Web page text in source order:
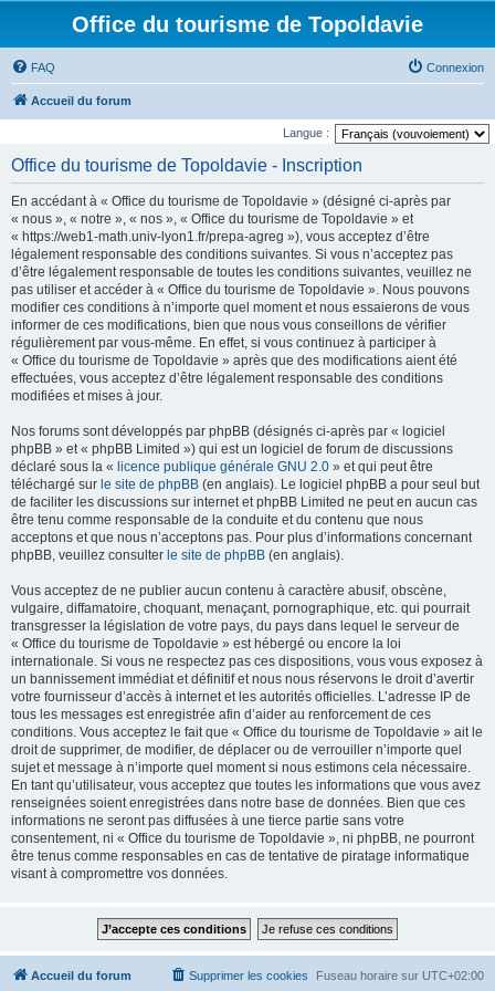
Office du tourisme de Topoldavie
FAQ Connexion
Accueil du forum
Langue :
Office du tourisme de Topoldavie - Inscription
En accédant à « Office du tourisme de Topoldavie » (désigné ci-après par
« nous », « notre », « nos », « Office du tourisme de Topoldavie » et
« https://web1-math.univ-lyon1.fr/prepa-agreg »), vous acceptez d’être
légalement responsable des conditions suivantes. Si vous n’acceptez pas
d’être légalement responsable de toutes les conditions suivantes, veuillez ne
pas utiliser et accéder à « Office du tourisme de Topoldavie ». Nous pouvons
modifier ces conditions à n’importe quel moment et nous essaierons de vous
informer de ces modifications, bien que nous vous conseillons de vérifier
régulièrement par vous-même. En effet, si vous continuez à participer à
« Office du tourisme de Topoldavie » après que des modifications aient été
effectuées, vous acceptez d’être légalement responsable des conditions
modifiées et mises à jour.
Nos forums sont développés par phpBB (désignés ci-après par « logiciel
phpBB » et « phpBB Limited ») qui est un logiciel de forum de discussions
déclaré sous la « licence publique générale GNU 2.0 » et qui peut être
téléchargé sur le site de phpBB (en anglais). Le logiciel phpBB a pour seul but
de faciliter les discussions sur internet et phpBB Limited ne peut en aucun cas
être tenu comme responsable de la conduite et du contenu que nous
acceptons et que nous n’acceptons pas. Pour plus d’informations concernant
phpBB, veuillez consulter le site de phpBB (en anglais).
Vous acceptez de ne publier aucun contenu à caractère abusif, obscène,
vulgaire, diffamatoire, choquant, menaçant, pornographique, etc. qui pourrait
transgresser la législation de votre pays, du pays dans lequel le serveur de
« Office du tourisme de Topoldavie » est hébergé ou encore la loi
internationale. Si vous ne respectez pas ces dispositions, vous vous exposez à
un bannissement immédiat et définitif et nous nous réservons le droit d’avertir
votre fournisseur d’accès à internet et les autorités officielles. L’adresse IP de
tous les messages est enregistrée afin d’aider au renforcement de ces
conditions. Vous acceptez le fait que « Office du tourisme de Topoldavie » ait le
droit de supprimer, de modifier, de déplacer ou de verrouiller n’importe quel
sujet et message à n’importe quel moment si nous estimons cela nécessaire.
En tant qu’utilisateur, vous acceptez que toutes les informations que vous avez
renseignées soient enregistrées dans notre base de données. Bien que ces
informations ne seront pas diffusées à une tierce partie sans votre
consentement, ni « Office du tourisme de Topoldavie », ni phpBB, ne pourront
être tenus comme responsables en cas de tentative de piratage informatique
visant à compromettre vos données.
Accueil du forum Fuseau horaire sur UTC+02:00
Supprimer les cookies